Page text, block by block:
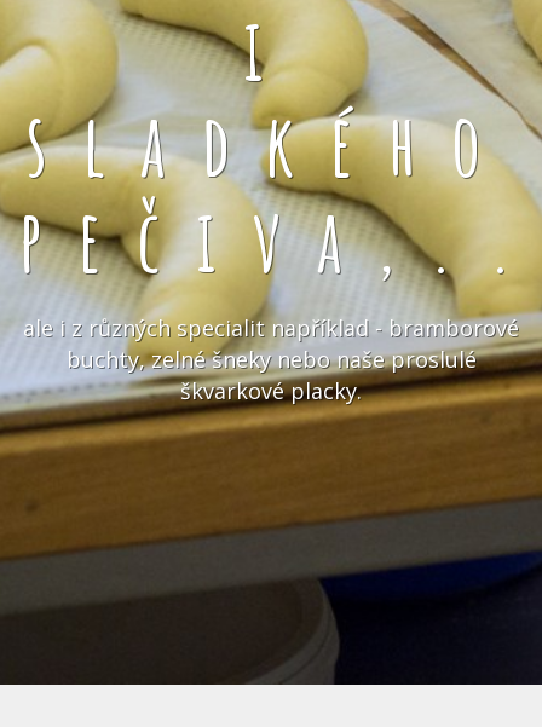
i
sladkého
ale i z různých specialit například - bramborové
buchty, zelné šneky nebo naše proslulé
škvarkové placky.